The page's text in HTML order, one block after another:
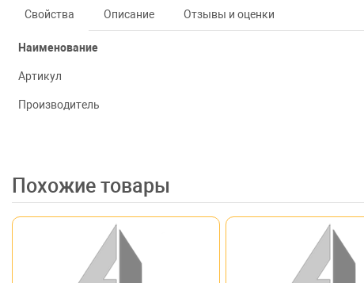
Свойства Описание Отзывы и оценки
Наименование
Артикул
Производитель
Похожие товары